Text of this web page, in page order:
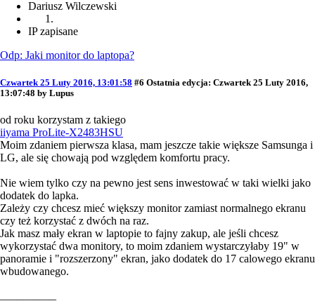
Dariusz Wilczewski
IP zapisane
Odp: Jaki monitor do laptopa?
Czwartek 25 Luty 2016, 13:01:58 #6 Ostatnia edycja: Czwartek 25 Luty 2016,
13:07:48 by Lupus
od roku korzystam z takiego
iiyama ProLite-X2483HSU
Moim zdaniem pierwsza klasa, mam jeszcze takie większe Samsunga i
LG, ale się chowają pod względem komfortu pracy.
Nie wiem tylko czy na pewno jest sens inwestować w taki wielki jako
dodatek do lapka.
Zależy czy chcesz mieć większy monitor zamiast normalnego ekranu
czy też korzystać z dwóch na raz.
Jak masz mały ekran w laptopie to fajny zakup, ale jeśli chcesz
wykorzystać dwa monitory, to moim zdaniem wystarczyłaby 19" w
panoramie i "rozszerzony" ekran, jako dodatek do 17 calowego ekranu
wbudowanego.